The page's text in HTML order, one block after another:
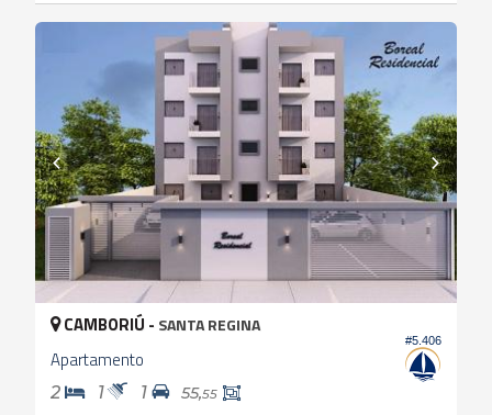
#5.406
CAMBORIÚ - SANTA REGINA
Apartamento
2 1 1 55,55